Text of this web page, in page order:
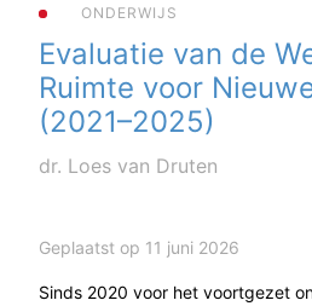
ONDERWIJS
Evaluatie van de
Ruimte voor
(2021–2025)
dr. Loes van Druten
Geplaatst op 11 juni 2026
Sinds 2020 voor het voortgezet